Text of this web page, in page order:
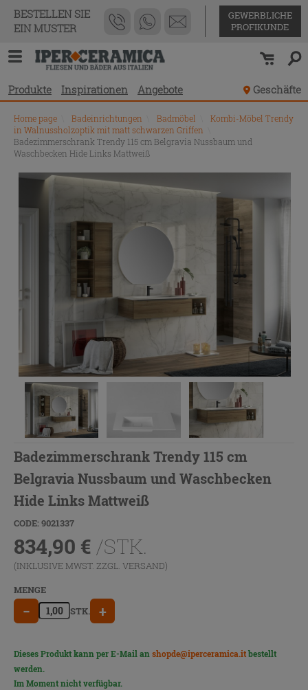
BESTELLEN SIE
EIN MUSTER
GEWERBLICHE
PROFIKUNDE
Produkte Inspirationen Angebote Geschäfte
Home page Badeinrichtungen Badmöbel
Kombi-Möbel Trendy
in Walnussholzoptik mit matt schwarzen Griffen
Badezimmerschrank Trendy 115 cm Belgravia Nussbaum und
Waschbecken Hide Links Mattweiß
Badezimmerschrank Trendy 115 cm
Belgravia Nussbaum und Waschbecken
Hide Links Mattweiß
CODE: 9021337
834,90 € /STK.
(INKLUSIVE MWST. ZZGL. VERSAND)
MENGE
− STK. +
Dieses Produkt kann per E-Mail anshopde@iperceramica.itbestellt
werden.
Im Moment nicht verfügbar.